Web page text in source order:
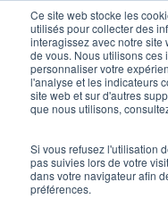
Ce site web stocke les
utilisés pour collecter des
interagissez avec notre site
de vous. Nous utilisons ces
personnaliser votre
l'analyse et les indicateurs
site web et sur d'autres
que nous utilisons,
Si vous refusez l'utilisation
pas suivies lors de votre
dans votre navigateur afin
préférences.
main
content
Analyse